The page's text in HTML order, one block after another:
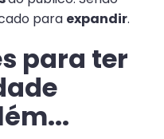
para expandir.
para ter